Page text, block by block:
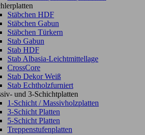
Stäbchen HDF
Stäbchen Gabun
Stäbchen Türkern
Stab Gabun
Stab HDF
Stab Albasia-Leichtmittellage
CrossCore
Stab Dekor Weiß
Stab Echtholzfurniert
und 3-Schichtplatten
1-Schicht / Massivholzplatten
3-Schicht Platten
5-Schicht Platten
Treppenstufenplatten